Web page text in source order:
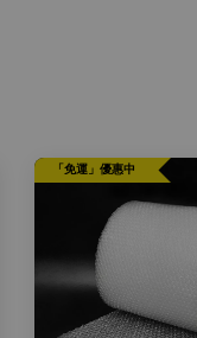
「免運」優惠中